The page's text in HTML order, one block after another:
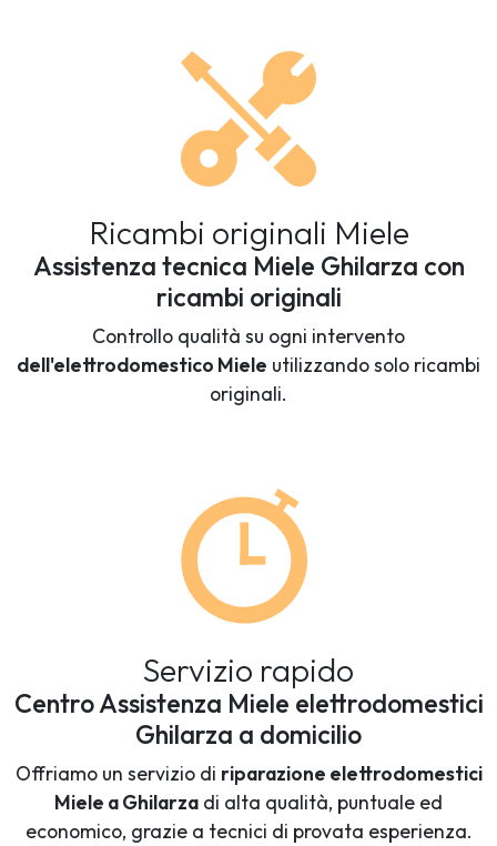
Ricambi originali Miele
Assistenza tecnica Miele Ghilarza con
ricambi originali
Controllo qualità su ogni intervento
dell'elettrodomestico Miele utilizzando solo ricambi
originali.
Servizio rapido
Centro Assistenza Miele elettrodomestici
Ghilarza a domicilio
Offriamo un servizio di riparazione elettrodomestici
Miele a Ghilarza di alta qualità, puntuale ed
economico, grazie a tecnici di provata esperienza.